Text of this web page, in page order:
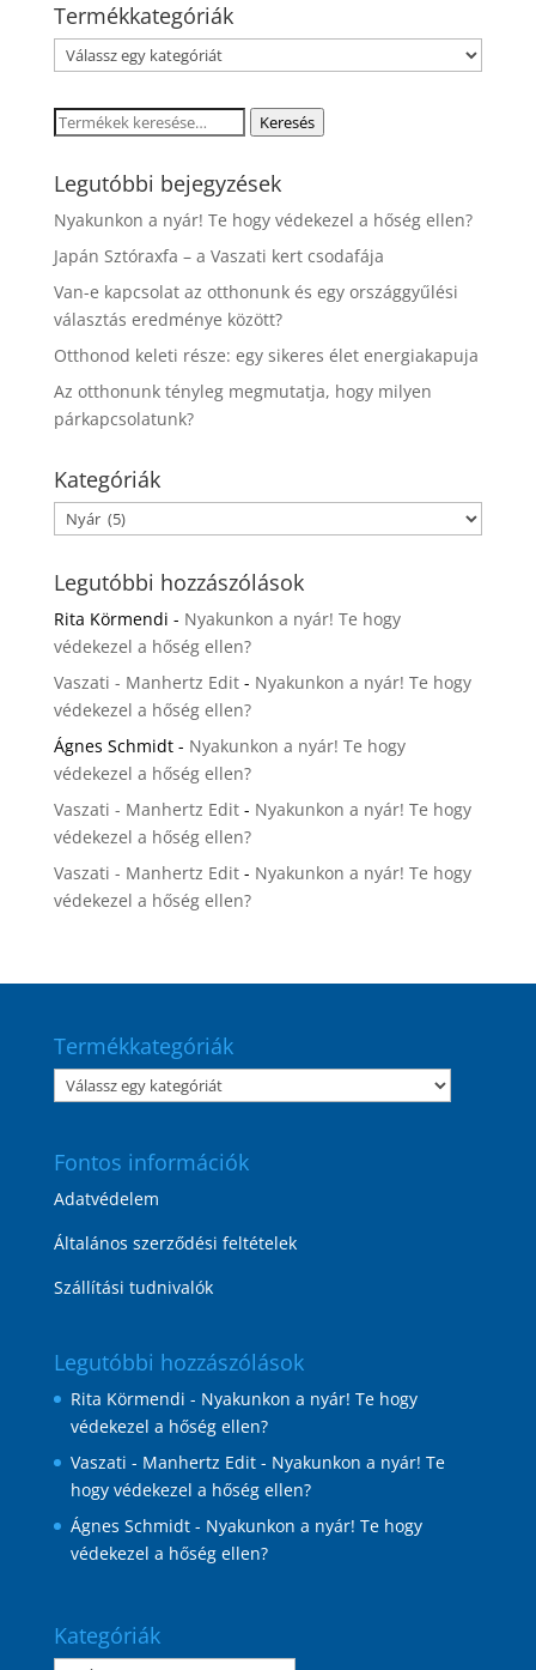
Termékkategóriák
Keresés
következőre:
Keresés
Legutóbbi bejegyzések
Nyakunkon a nyár! Te hogy védekezel a hőség ellen?
Japán Sztóraxfa – a Vaszati kert csodafája
Van-e kapcsolat az otthonunk és egy országgyűlési
választás eredménye között?
Otthonod keleti része: egy sikeres élet energiakapuja
Az otthonunk tényleg megmutatja, hogy milyen
párkapcsolatunk?
Kategóriák
Kategóriák
Legutóbbi hozzászólások
Rita Körmendi - Nyakunkon a nyár! Te hogy
védekezel a hőség ellen?
Vaszati - Manhertz Edit- Nyakunkon a nyár! Te hogy
védekezel a hőség ellen?
Ágnes Schmidt- Nyakunkon a nyár! Te hogy
védekezel a hőség ellen?
Vaszati - Manhertz Edit- Nyakunkon a nyár! Te hogy
védekezel a hőség ellen?
Vaszati - Manhertz Edit- Nyakunkon a nyár! Te hogy
védekezel a hőség ellen?
Termékkategóriák
Fontos információk
Adatvédelem
Általános szerződési feltételek
Szállítási tudnivalók
Legutóbbi hozzászólások
Rita Körmendi - Nyakunkon a nyár! Te hogy
védekezel a hőség ellen?
Vaszati - Manhertz Edit- Nyakunkon a nyár! Te
hogy védekezel a hőség ellen?
Ágnes Schmidt- Nyakunkon a nyár! Te hogy
védekezel a hőség ellen?
Kategóriák